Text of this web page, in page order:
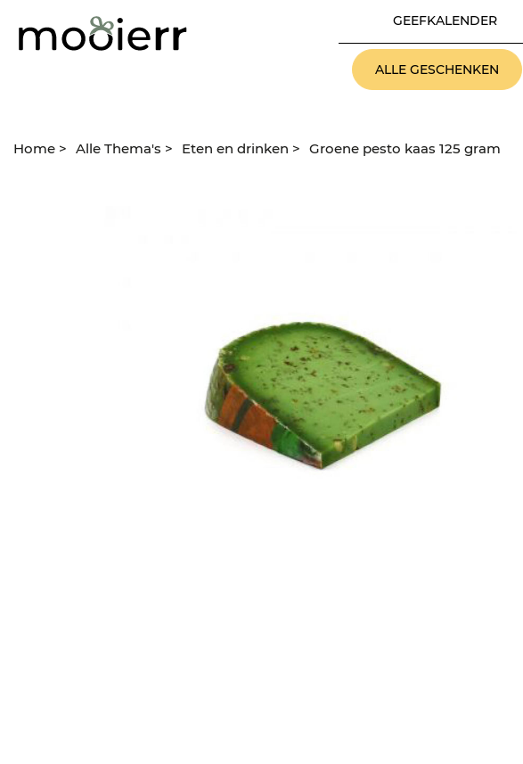
GEEFKALENDER
ALLE GESCHENKEN
Home > Alle Thema's > Eten en drinken > Groene pesto kaas 125 gram